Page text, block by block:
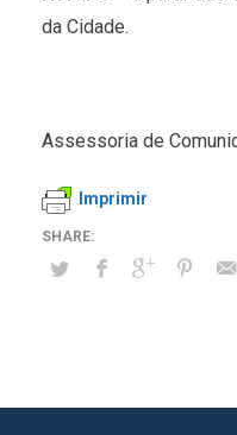
da Cidade.
Assessoria de
Imprimir